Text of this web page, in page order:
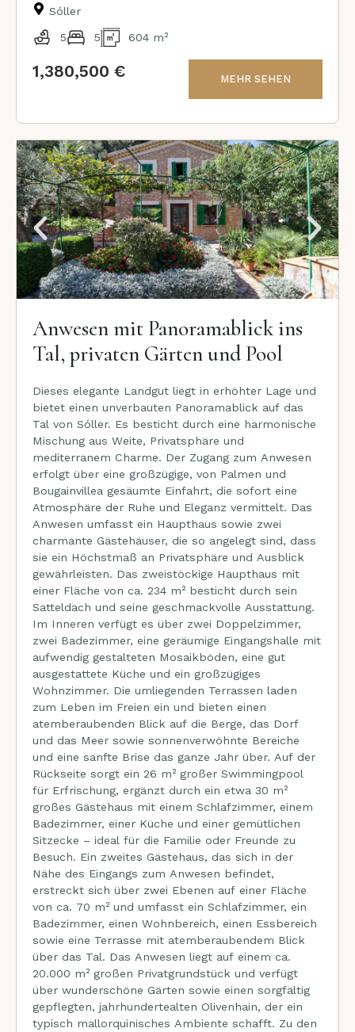
Sóller
5 5 604 m²
1,380,500 € MEHR SEHEN
Anwesen mit Panoramablick ins
Tal, privaten Gärten und Pool
Dieses elegante Landgut liegt in erhöhter Lage und
bietet einen unverbauten Panoramablick auf das
Tal von Sóller. Es besticht durch eine harmonische
Mischung aus Weite, Privatsphäre und
mediterranem Charme. Der Zugang zum Anwesen
erfolgt über eine großzügige, von Palmen und
Bougainvillea gesäumte Einfahrt, die sofort eine
Atmosphäre der Ruhe und Eleganz vermittelt. Das
Anwesen umfasst ein Haupthaus sowie zwei
charmante Gästehäuser, die so angelegt sind, dass
sie ein Höchstmaß an Privatsphäre und Ausblick
gewährleisten. Das zweistöckige Haupthaus mit
einer Fläche von ca. 234 m² besticht durch sein
Satteldach und seine geschmackvolle Ausstattung.
Im Inneren verfügt es über zwei Doppelzimmer,
zwei Badezimmer, eine geräumige Eingangshalle mit
aufwendig gestalteten Mosaikböden, eine gut
ausgestattete Küche und ein großzügiges
Wohnzimmer. Die umliegenden Terrassen laden
zum Leben im Freien ein und bieten einen
atemberaubenden Blick auf die Berge, das Dorf
und das Meer sowie sonnenverwöhnte Bereiche
und eine sanfte Brise das ganze Jahr über. Auf der
Rückseite sorgt ein 26 m² großer Swimmingpool
für Erfrischung, ergänzt durch ein etwa 30 m²
großes Gästehaus mit einem Schlafzimmer, einem
Badezimmer, einer Küche und einer gemütlichen
Sitzecke – ideal für die Familie oder Freunde zu
Besuch. Ein zweites Gästehaus, das sich in der
Nähe des Eingangs zum Anwesen befindet,
erstreckt sich über zwei Ebenen auf einer Fläche
von ca. 70 m² und umfasst ein Schlafzimmer, ein
Badezimmer, einen Wohnbereich, einen Essbereich
sowie eine Terrasse mit atemberaubendem Blick
über das Tal. Das Anwesen liegt auf einem ca.
20.000 m² großen Privatgrundstück und verfügt
über wunderschöne Gärten sowie einen sorgfältig
gepflegten, jahrhundertealten Olivenhain, der ein
typisch mallorquinisches Ambiente schafft. Zu den